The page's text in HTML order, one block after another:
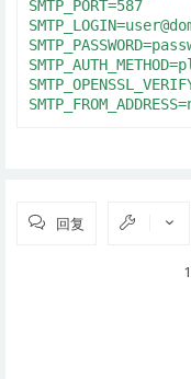
回复